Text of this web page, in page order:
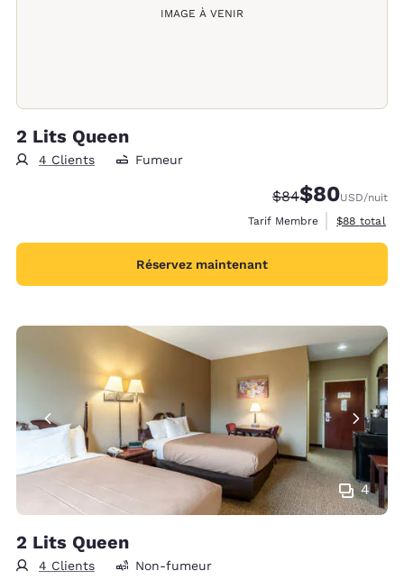
IMAGE À VENIR
2 Lits Queen
4 Clients Fumeur
Tarif barré :
$84Tarif réduit :
$80USD/nuit
Tarif Membre
Afficher les
$88 total
Réservez maintenant
4
2 Lits Queen
4 Clients Non-fumeur